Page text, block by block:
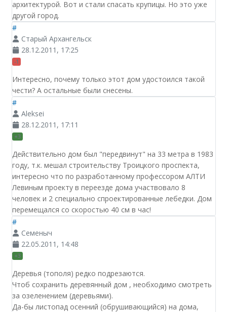
архитектурой. Вот и стали спасать крупицы. Но это уже
другой город.
#
Старый Архангельск
28.12.2011, 17:25
-1
Интересно, почему только этот дом удостоился такой
чести? А остальные были снесены.
#
Aleksei
28.12.2011, 17:11
+3
Действительно дом был "передвинут" на 33 метра в 1983
году, т.к. мешал строительству Троицкого проспекта,
интересно что по разработанному профессором АЛТИ
Левиным проекту в переезде дома участвовало 8
человек и 2 специально спроектированные лебедки. Дом
перемещался со скоростью 40 см в час!
#
Семеныч
22.05.2011, 14:48
+3
Деревья (тополя) редко подрезаются.
Чтоб сохранить деревянный дом , необходимо смотреть
за озеленением (деревьями).
Да-бы листопад осенний (обрушивающийся) на дома,